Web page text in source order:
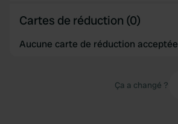
Cartes de réduction (0)
Aucune carte de réduction acceptée
Ça a changé ?